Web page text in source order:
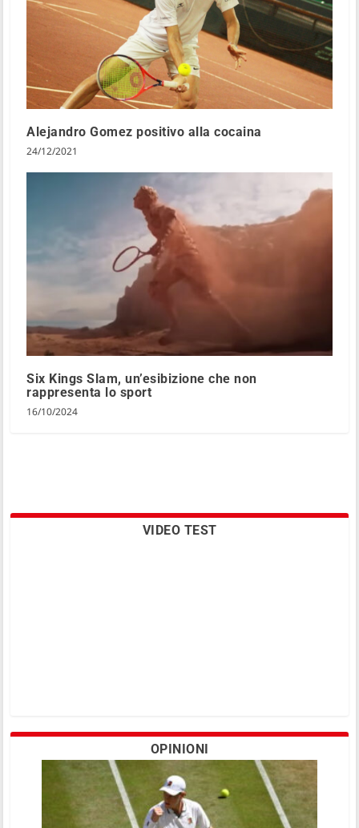
Alejandro Gomez positivo alla cocaina
24/12/2021
Six Kings Slam, un’esibizione che non
rappresenta lo sport
16/10/2024
VIDEO TEST
OPINIONI